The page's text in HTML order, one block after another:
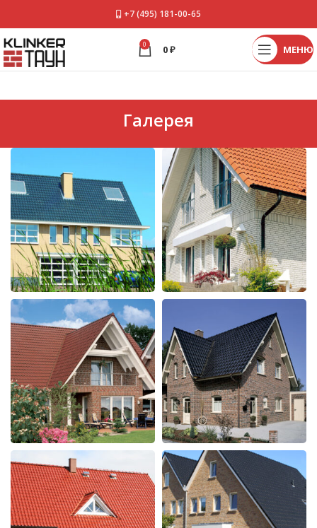
+7 (495) 181-00-65
0 0₽ МЕНЮ
Галерея